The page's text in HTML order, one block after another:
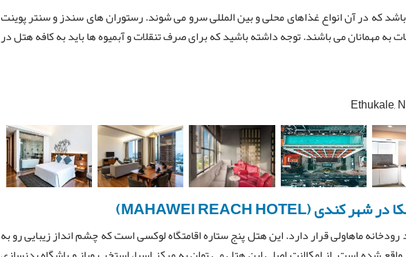
که در آن انواع غذاهای محلی و بین المللی سرو می شوند. رستوران های سندز و سنتر پوینت
به مهمانان می باشند. توجه داشته باشید که برای صرف تنقلات و آبمیوه ها باید به کافه هتل در
رودخانه ماهاولی قرار دارد. این هتل پنج ستاره اقامتگاه لوکسی است که چشم انداز زیبایی رو به